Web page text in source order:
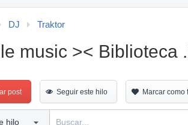
DJ Traktor
music >< Biblioteca
post Seguir este hilo Marcar como